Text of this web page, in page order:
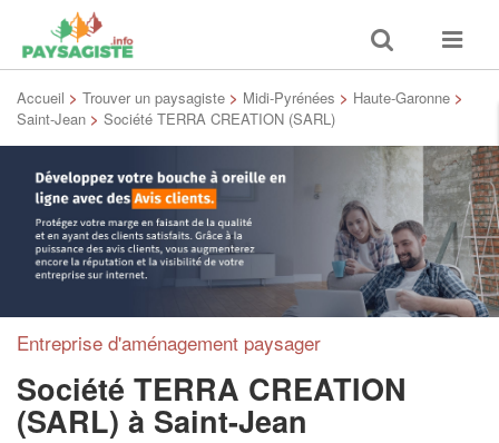
Toggle
search
Toggle
Accueil > Trouver un paysagiste > Midi-Pyrénées > Haute-Garonne >
Saint-Jean > Société TERRA CREATION (SARL)
Entreprise d'aménagement paysager
Société TERRA CREATION
(SARL) à Saint-Jean